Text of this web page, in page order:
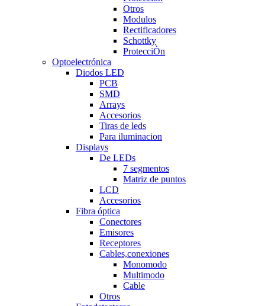
Otros
Modulos
Rectificadores
Schottky
ProtecciÒn
Optoelectrónica
Diodos LED
PCB
SMD
Arrays
Accesorios
Tiras de leds
Para iluminacion
Displays
De LEDs
7 segmentos
Matriz de puntos
LCD
Accesorios
Fibra óptica
Conectores
Emisores
Receptores
Cables,conexiones
Monomodo
Multimodo
Cable
Otros